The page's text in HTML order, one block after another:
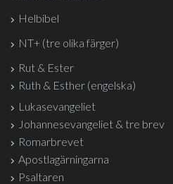
Helbibel
NT+ (tre olika färger)
Rut & Ester
Ruth & Esther (engelska)
Lukasevangeliet
Johannesevangeliet & tre brev
Romarbrevet
Apostlagärningarna
Psaltaren